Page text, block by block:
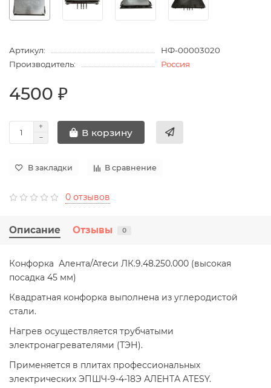
Артикул:
НФ-00003020
Производитель:
Россия
4500 ₽
В корзину
В закладки В сравнение
0 отзывов
Описание Отзывы 0
Конфорка Алента/Атеси ЛК.9.48.250.000 (высокая
посадка 45 мм)
Квадратная конфорка выполнена из углеродистой
стали.
Нагрев осуществляется трубчатыми
электронагревателями (ТЭН).
Применяется в плитах профессиональных
электрических ЭПШЧ-9-4-18Э АЛЕНТА ATESY.